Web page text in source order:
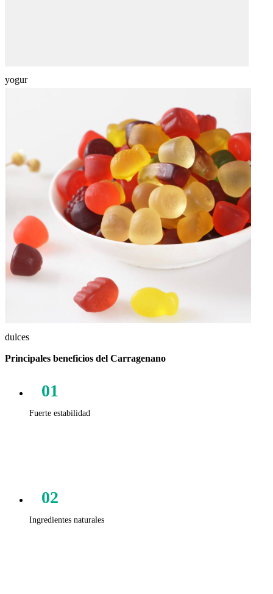
yogur
dulces
Principales beneficios del Carragenano
01
Fuerte estabilidad
02
Ingredientes naturales